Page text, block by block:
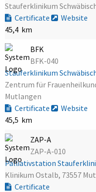
Stauferklinikum
Certificate
Website
45,4 km
BFK
BFK-040
Stauferklinikum
Zentrum für
Mutlangen
Certificate
Website
45,5 km
ZAP-A
ZAP-A-010
Palliativstation
Klinikum Ostalb, 73557
Certificate